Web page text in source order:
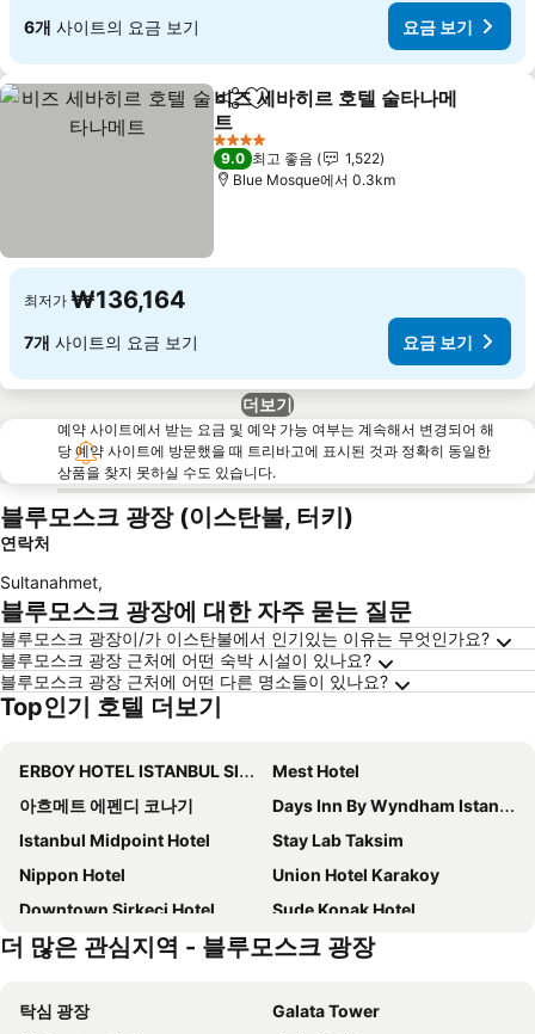
6개 사이트의 요금 보기 요금 보기
공유 즐겨찾기에 추가
비즈 세바히르 호텔 술타나메
트
4 성급
9.0 최고 좋음
1,522
Blue Mosque에서 0.3km
최저가 ₩136,164
7개 사이트의 요금 보기 요금 보기
더보기
예약 사이트에서 받는 요금 및 예약 가능 여부는 계속해서 변경되어 해
당 예약 사이트에 방문했을 때 트리바고에 표시된 것과 정확히 동일한
상품을 찾지 못하실 수도 있습니다.
블루모스크 광장 (이스탄불, 터키)
연락처
Sultanahmet,
블루모스크 광장에 대한 자주 묻는 질문
블루모스크 광장이/가 이스탄불에서 인기있는 이유는 무엇인가요?
블루모스크 광장 근처에 어떤 숙박 시설이 있나요?
블루모스크 광장 근처에 어떤 다른 명소들이 있나요?
Top인기 호텔 더보기
ERBOY HOTEL ISTANBUL SIRKECI
Mest Hotel
아흐메트 에펜디 코나기
Days Inn By Wyndham Istanbul Bomonti
Istanbul Midpoint Hotel
Stay Lab Taksim
Nippon Hotel
Union Hotel Karakoy
Downtown Sirkeci Hotel
Sude Konak Hotel
Nova Plaza Crystal Hotel
Meg Hotel
페르만 술탄 호텔
Zeyn Otel Istanbul
더 많은 관심지역 - 블루모스크 광장
탁심 광장
Galata Tower